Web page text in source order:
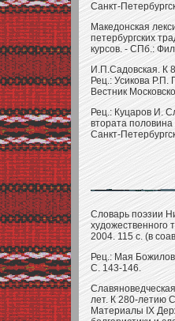
Санкт-
Македонская
петербургских
курсов. - СПб.:
И.П.Садовская. К
Рец.: Усикова Р.П.
Вестник
Рец.: Куцаров И.
втората
Санкт-
Словарь поэзии
художественного
2004. 115 с. (в
Рец.: Мая
С. 143-146.
лет. К 280-летию
Материалы IX